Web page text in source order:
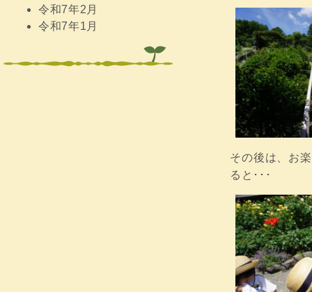
令和7年2月
令和7年1月
その後は、お
ると･･･